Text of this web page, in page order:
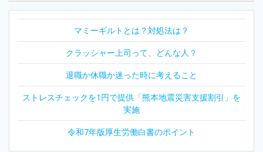
ビ
ゲ
ー
シ
マミーギルトとは？対処法は？
クラッシャー上司って、どんな人？
退職か休職か迷った時に考えること
ストレスチェックを1円で提供「熊本地震災害支援割引」を
実施
令和7年版厚生労働白書のポイント